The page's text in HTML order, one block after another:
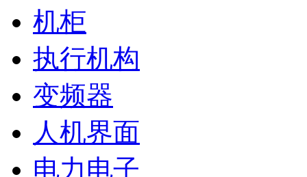
机柜
执行机构
变频器
人机界面
电力电子